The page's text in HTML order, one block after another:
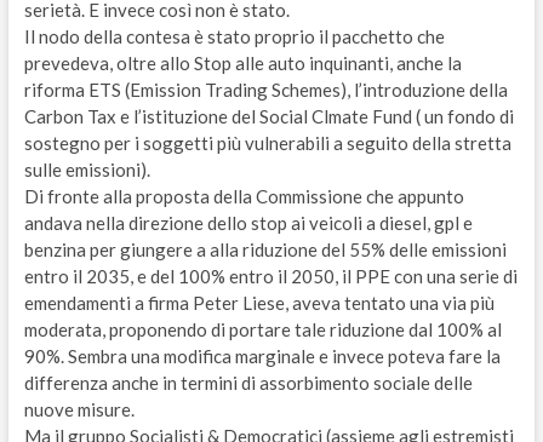
serietà. E invece così non è stato.
Il nodo della contesa è stato proprio il pacchetto che
prevedeva, oltre allo Stop alle auto inquinanti, anche la
riforma ETS (Emission Trading Schemes), l’introduzione della
Carbon Tax e l’istituzione del Social Clmate Fund ( un fondo di
sostegno per i soggetti più vulnerabili a seguito della stretta
sulle emissioni).
Di fronte alla proposta della Commissione che appunto
andava nella direzione dello stop ai veicoli a diesel, gpl e
benzina per giungere a alla riduzione del 55% delle emissioni
entro il 2035, e del 100% entro il 2050, il PPE con una serie di
emendamenti a firma Peter Liese, aveva tentato una via più
moderata, proponendo di portare tale riduzione dal 100% al
90%. Sembra una modifica marginale e invece poteva fare la
differenza anche in termini di assorbimento sociale delle
nuove misure.
Ma il gruppo Socialisti & Democratici (assieme agli estremisti